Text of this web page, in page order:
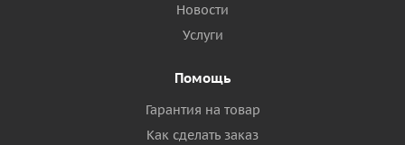
Новости
Услуги
Помощь
Гарантия на товар
Как сделать заказ